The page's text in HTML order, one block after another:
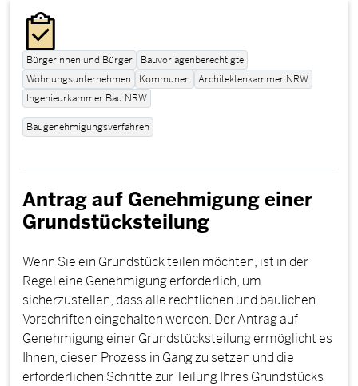
Bürgerinnen und Bürger
Bauvorlagenberechtigte
Wohnungsunternehmen
Kommunen
Architektenkammer NRW
Ingenieurkammer Bau NRW
Baugenehmigungsverfahren
Antrag auf Genehmigung einer
Grundstücksteilung
Wenn Sie ein Grundstück teilen möchten, ist in der
Regel eine Genehmigung erforderlich, um
sicherzustellen, dass alle rechtlichen und baulichen
Vorschriften eingehalten werden. Der Antrag auf
Genehmigung einer Grundstücksteilung ermöglicht es
Ihnen, diesen Prozess in Gang zu setzen und die
erforderlichen Schritte zur Teilung Ihres Grundstücks